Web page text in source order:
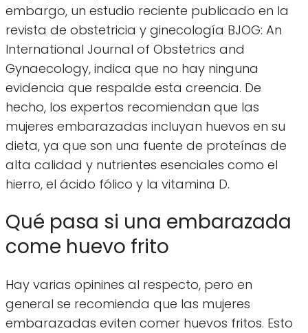
embargo, un estudio reciente publicado en la
revista de obstetricia y ginecología BJOG: An
International Journal of Obstetrics and
Gynaecology, indica que no hay ninguna
evidencia que respalde esta creencia. De
hecho, los expertos recomiendan que las
mujeres embarazadas incluyan huevos en su
dieta, ya que son una fuente de proteínas de
alta calidad y nutrientes esenciales como el
hierro, el ácido fólico y la vitamina D.
Qué pasa si una embarazada
come huevo frito
Hay varias opinines al respecto, pero en
general se recomienda que las mujeres
embarazadas eviten comer huevos fritos. Esto